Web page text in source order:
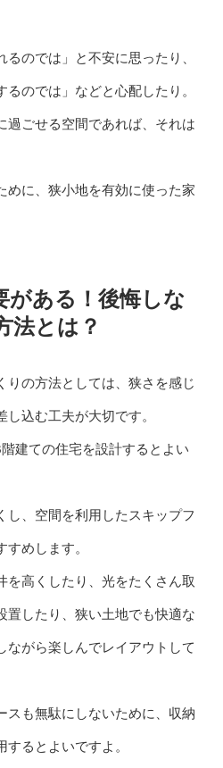
るのでは」と不安に思ったり、
るのでは」などと心配したり。
過ごせる空間であれば、それは
めに、狭小地を有効に使った家
がある！後悔しな
法とは？
りの方法としては、狭さを感じ
込む工夫が大切です。
建ての住宅を設計するとよい
し、空間を利用したスキップフ
めします。
を高くしたり、光をたくさん取
置したり、狭い土地でも快適な
ながら楽しんでレイアウトして
スも無駄にしないために、収納
るとよいですよ。